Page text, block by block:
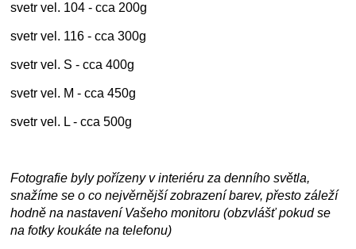
svetr vel. 104 - cca 200g
svetr vel. 116 - cca 300g
svetr vel. S - cca 400g
svetr vel. M - cca 450g
svetr vel. L - cca 500g
Fotografie byly pořízeny v interiéru za denního světla,
snažíme se o co nejvěrnější zobrazení barev, přesto záleží
hodně na nastavení Vašeho monitoru (obzvlášť pokud se
na fotky koukáte na telefonu)